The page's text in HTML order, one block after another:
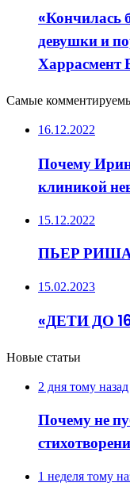
«Кончилась
девушки и
Харрасмент
Самые
16.12.2022
Почему
клиникой
15.12.2022
ПЬЕР
15.02.2023
«ДЕТИ ДО
Новые статьи
2 дня тому назад
Почему не
1 неделя тому